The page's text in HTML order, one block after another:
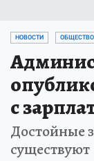
НОВОСТИ ОБЩЕСТВО
с
Достойные
существуют